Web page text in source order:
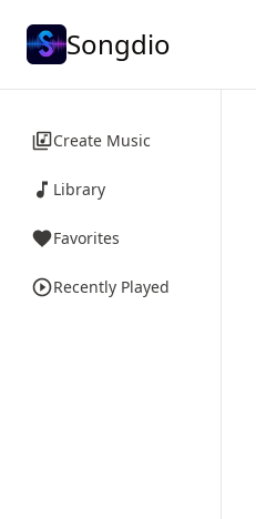
Songdio
Create Music
Library
Favorites
Recently Played